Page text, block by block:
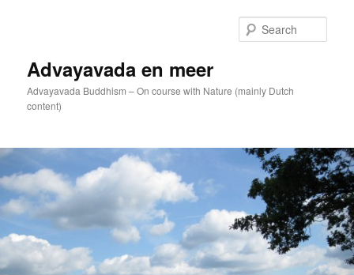
Advayavada en meer
Advayavada Buddhism – On course with Nature (mainly Dutch
content)